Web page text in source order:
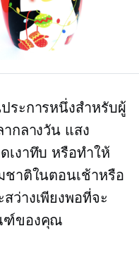
ระการหนึ่งสำหรับผู้
กลางวัน แสง
เงาทึบ หรือทำให้
ชาติในตอนเช้าหรือ
ว่างเพียงพอที่จะ
ฑ์ของคุณ